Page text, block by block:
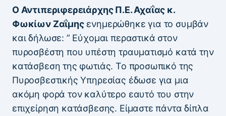
Ο Αντιπεριφερειάρχης Π.Ε. Αχαΐας κ.
Φωκίων Ζαΐμηςενημερώθηκε για το συμβάν
και δήλωσε: ” Εύχομαι περαστικά στον
πυροσβέστη που υπέστη τραυματισμό κατά την
κατάσβεση της φωτιάς. Το προσωπικό της
Πυροσβεστικής Υπηρεσίας έδωσε για μια
ακόμη φορά τον καλύτερο εαυτό του στην
επιχείρηση κατάσβεσης. Είμαστε πάντα δίπλα